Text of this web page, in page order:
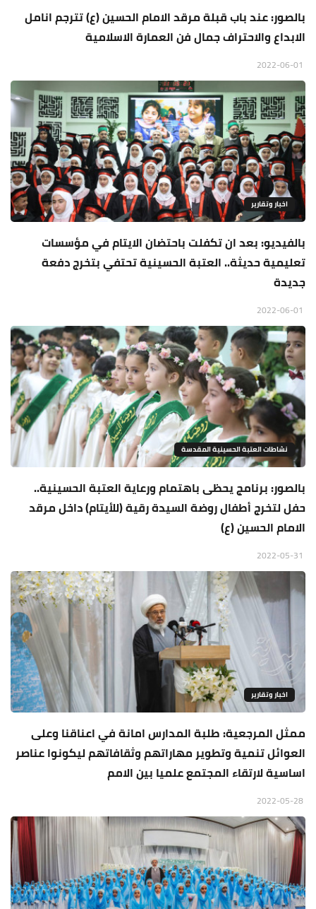
بالصور: عند باب قبلة مرقد الامام الحسين (ع) تترجم انامل
الابداع والاحتراف جمال فن العمارة الاسلامية
اخبار وتقارير
بالفيديو: بعد ان تكفلت باحتضان الايتام في مؤسسات
تعليمية حديثة.. العتبة الحسينية تحتفي بتخرج دفعة
جديدة
نشاطات العتبة الحسينية المقدسة
بالصور: برنامج يحظى باهتمام ورعاية العتبة الحسينية..
حفل لتخرج أطفال روضة السيدة رقية (للأيتام) داخل مرقد
الامام الحسين (ع)
اخبار وتقارير
ممثل المرجعية: طلبة المدارس امانة في اعناقنا وعلى
العوائل تنمية وتطوير مهاراتهم وثقافاتهم ليكونوا عناصر
اساسية لارتقاء المجتمع علميا بين الامم